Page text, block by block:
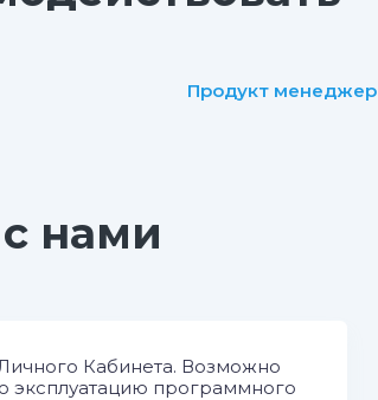
Продукт менеджер
нами
Кабинета. Возможно
эксплуатацию программного